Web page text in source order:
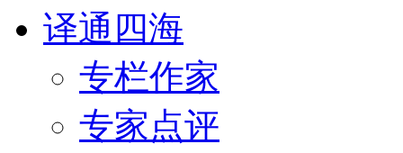
译通四海
专栏作家
专家点评